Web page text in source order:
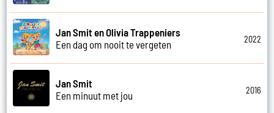
Jan Smit en Olivia Trappeniers
Een dag om nooit te vergeten
2022
Jan Smit
Een minuut met jou
2016